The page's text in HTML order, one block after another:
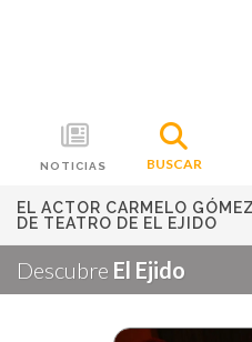
NOTICIAS BUSCAR
EL ACTOR CARMELO
DE TEATRO DE EL EJIDO
Descubre El Ejido